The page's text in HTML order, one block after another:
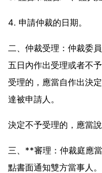
4. 申請仲裁的日期。
二、仲裁受理：仲裁委
五日內作出受理或者不
受理的，應當自作出決
達被申請人。
決定不予受理的，應當說
三、**審理：仲裁庭應
點書面通知雙方當事人